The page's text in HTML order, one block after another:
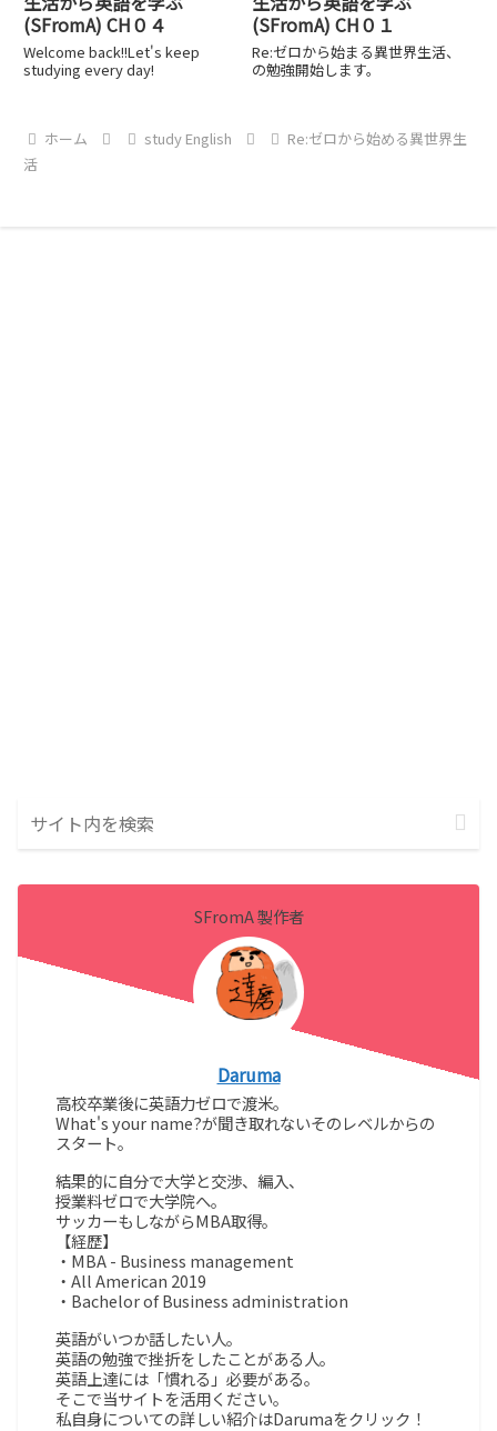
(SFromA) CH０４
Welcome back!!Let's keep
studying every day!
(SFromA) CH０１
Re:ゼロから始まる異世界生活、
の勉強開始します。
ホーム study English
Re:ゼロから始める異世界生
活
SFromA 製作者
Daruma
高校卒業後に英語力ゼロで渡米。
What's your name?が聞き取れないそのレベルからの
スタート。
結果的に自分で大学と交渉、編入、
授業料ゼロで大学院へ。
サッカーもしながらMBA取得。
【経歴】
・MBA - Business management
・All American 2019
・Bachelor of Business administration
英語がいつか話したい人。
英語の勉強で挫折をしたことがある人。
英語上達には「慣れる」必要がある。
そこで当サイトを活用ください。
私自身についての詳しい紹介はDarumaをクリック！